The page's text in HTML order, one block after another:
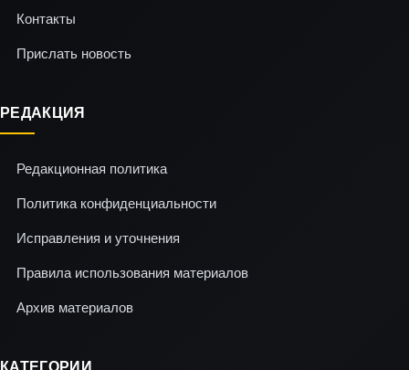
Контакты
Прислать новость
РЕДАКЦИЯ
Редакционная политика
Политика конфиденциальности
Исправления и уточнения
Правила использования материалов
Архив материалов